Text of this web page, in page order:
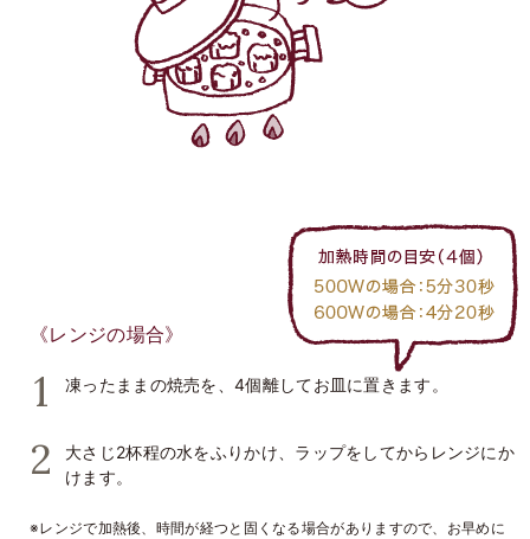
《レンジの場合》
凍ったままの焼売を、4個離してお皿に置きます。
大さじ2杯程の水をふりかけ、ラップをしてからレンジにか
けます。
※レンジで加熱後、時間が経つと固くなる場合がありますので、お早めに